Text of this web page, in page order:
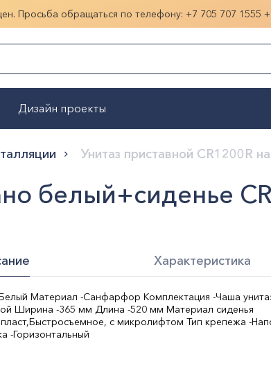
Просьба обращаться по телефону: +7 705 707 1555
Показать больше
Дизайн проекты
Унитаз приставной CR1200R
белый+сиденье
Характеристика
Материал -Санфарфор Комплектация -Чаша
Ширина -365 мм Длина -520 мм Материал сиденья
с микролифтом Тип крепежа -
-Горизонтальный